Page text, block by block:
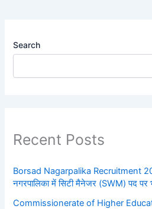
Search
Recent Posts
Borsad Nagarpalika Recruitment
नगरपालिका में सिटी मैनेजर (SWM) पद
Commissionerate of Higher